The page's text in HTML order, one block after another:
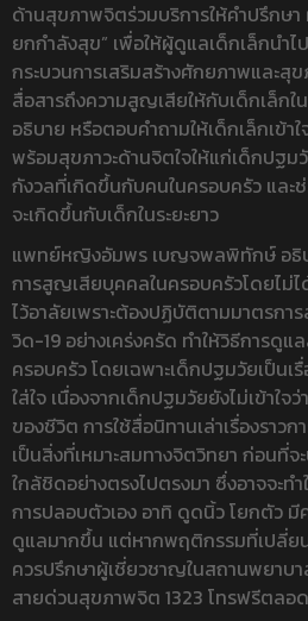
ด้านสุขภาพจิตร่วมบริการให้คำปรึกษ
ยกกำลังสุข” เพื่อให้ผู้ดูแลเด็กเล็กนำไ
กระบวนการเสริมสร้างศักยภาพและสุ
สื่อสารถึงความสูญเสียให้กับเด็กเล็ก
อธิบาย หรือตอบคำถามให้เด็กเล็กเข้า
พร้อมสุขภาวะด้านจิตใจให้แก่เด็กปฐม
กังวลที่เกิดขึ้นกับคนในครอบครัว แล
จะเกิดขึ้นกับเด็กในระยะยาว
แพทย์หญิงอัมพร เบญจพลพิทักษ์ อธิ
การสูญเสียบุคคลในครอบครัวโดยไม่ไ
ไว้อาลัยเพราะต้องปฏิบัติตามมาตรกา
วิด-19 อย่างเคร่งครัด ทำให้วิธีการดู
ครอบครัว โดยเฉพาะเด็กปฐมวัยเป็น
ใส่ใจ เนื่องจากเด็กปฐมวัยยังไม่เข้าใ
ของชีวิต การใช้สื่อนิทานเล่าเรื่องรา
เป็นสิ่งที่เหมาะสมทางจิตวิทยา ก่อนที่
ใกล้ชิดอย่างตรงไปตรงมา ซึ่งอาจจะ
การปลอบตัวเอง อาทิ ดูดนิ้ว โยกตัว
ดูแลมากขึ้น แต่หากพฤติกรรมที่เปลี่ย
ควรปรึกษาผู้เชี่ยวชาญในสถานพยาบ
สายด่วนสุขภาพจิต 1323 โทรฟรีตลอ